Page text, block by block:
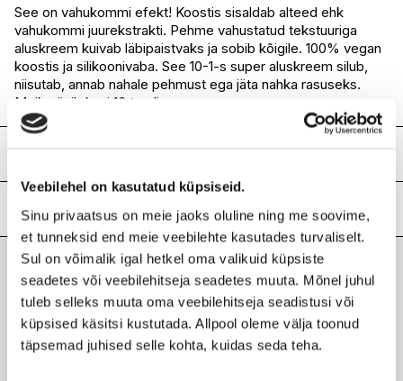
Veebilehel on kasutatud küpsiseid.
Sinu privaatsus on meie jaoks oluline ning me soovime,
et tunneksid end meie veebilehte kasutades turvaliselt.
Sul on võimalik igal hetkel oma valikuid küpsiste
seadetes või veebilehitseja seadetes muuta. Mõnel juhul
tuleb selleks muuta oma veebilehitseja seadistusi või
küpsised käsitsi kustutada. Allpool oleme välja toonud
täpsemad juhised selle kohta, kuidas seda teha.
I.L.U. Ülemiste
Saadaval
I.L.U. Rocca
Saadaval
I.L.U. Lõunakeskus
Saadaval
I.L.U. Pärnu
Saadaval
See on vahukommi efekt! Koostis sisaldab alteed ehk
vahukommi juurekstrakti. Pehme vahustatud tekstuuriga
aluskreem kuivab läbipaistvaks ja sobib kõigile. 100% vegan
koostis ja silikoonivaba. See 10-1-s super aluskreem silub,
niisutab, annab nahale pehmust ega jäta nahka rasuseks.
Meik püsib kuni 16 tundi.
aqua / water • butylene glycol • glycerin • butyrospermum
parkii butter / shea butter • decyl cocoate • polyglyceryl-3
methylglucose distearate • caprylyl methicone • dicaprylyl
carbonate • di-c12-13 alkyl malate • 1,2-hexanediol •
polymethylsilsesquioxane • althaea officinalis root extract •
chlorella vulgaris extract • stearic acid • potassium cetyl
phosphate • sorbitan sesquioleate • carbomer • glucose •
fructooligosaccharides • fructose • glyceryl caprylate •
triethoxycaprylylsilane • sodium polyacrylate • sodium
polyacrylate starch • palmitic acid • tromethamine •
Lisainfo
Kaubamärk
NYX PROFESSIONAL MAKEUP
Laokood
H0183685
Ribakood
0800897005078
Viimati vaadatud tooted